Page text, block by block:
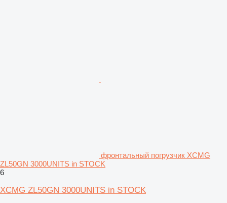
фронтальный погрузчик XCMG
ZL50GN 3000UNITS in STOCK
6
XCMG ZL50GN 3000UNITS in STOCK